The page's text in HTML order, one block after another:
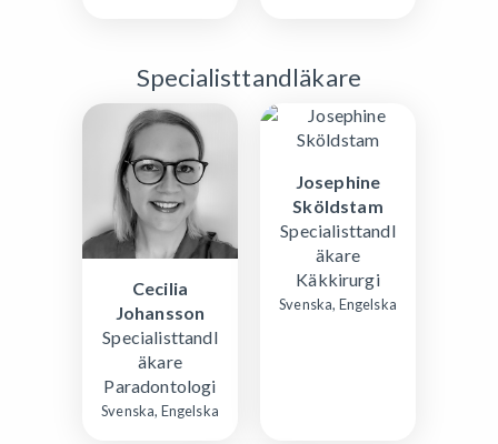
Specialisttandläkare
Cecilia
Johansson
Specialisttandl
äkare
Paradontologi
Svenska, Engelska
Josephine
Sköldstam
Specialisttandl
äkare
Käkkirurgi
Svenska, Engelska